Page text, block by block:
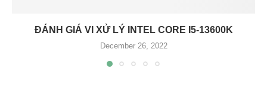
ĐÁNH GIÁ VI XỬ LÝ INTEL CORE I5-13600K
December 26, 2022